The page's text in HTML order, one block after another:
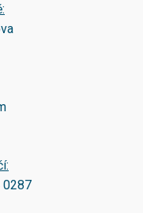
0287